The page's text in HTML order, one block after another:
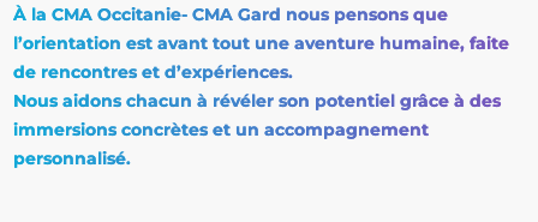
À la CMA Occitanie- CMA Gard nous pensons que
l’orientation est avant tout une aventure humaine, faite
de rencontres et d’expériences.
Nous aidons chacun à révéler son potentiel grâce à des
immersions concrètes et un accompagnement
personnalisé.